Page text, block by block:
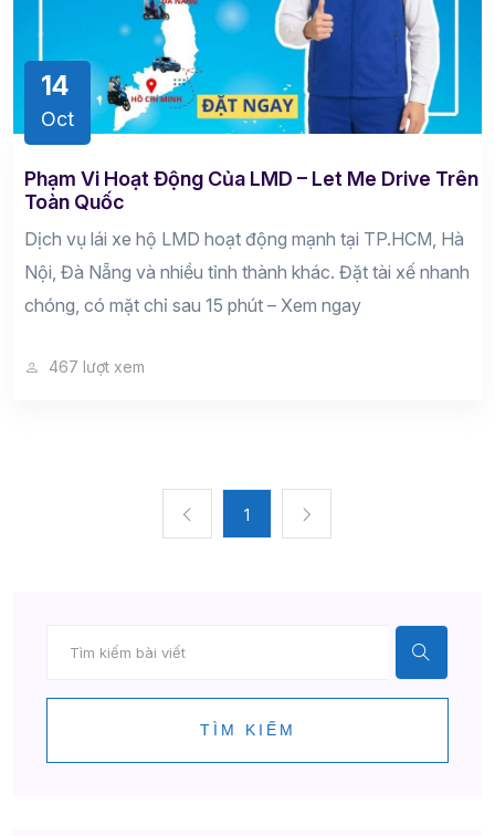
14
Oct
Phạm Vi Hoạt Động Của LMD – Let Me Drive Trên
Toàn Quốc
Dịch vụ lái xe hộ LMD hoạt động mạnh tại TP.HCM, Hà
Nội, Đà Nẵng và nhiều tỉnh thành khác. Đặt tài xế nhanh
chóng, có mặt chỉ sau 15 phút – Xem ngay
467 lượt xem
1
TÌM KIẾM